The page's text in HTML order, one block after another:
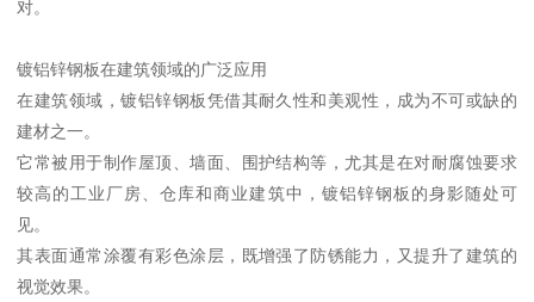
对。
镀铝锌钢板在建筑领域的广泛应用
在建筑领域，镀铝锌钢板凭借其耐久性和美观性，成为不可或缺的
建材之一。
它常被用于制作屋顶、墙面、围护结构等，尤其是在对耐腐蚀要求
较高的工业厂房、仓库和商业建筑中，镀铝锌钢板的身影随处可
见。
其表面通常涂覆有彩色涂层，既增强了防锈能力，又提升了建筑的
视觉效果。